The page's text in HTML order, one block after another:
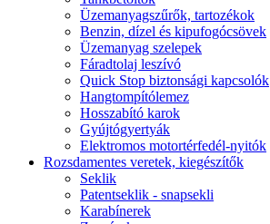
Üzemanyagszűrők, tartozékok
Benzin, dízel és kipufogócsövek
Üzemanyag szelepek
Fáradtolaj leszívó
Quick Stop biztonsági kapcsolók
Hangtompítólemez
Hosszabító karok
Gyújtógyertyák
Elektromos motortérfedél-nyitók
Rozsdamentes veretek, kiegészítők
Seklik
Patentseklik - snapsekli
Karabínerek